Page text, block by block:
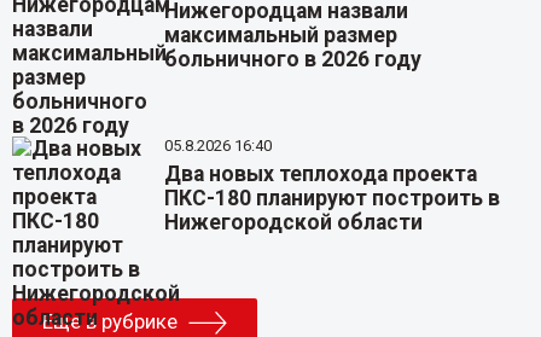
Нижегородцам назвали
максимальный размер
больничного в 2026 году
05.8.2026 16:40
Два новых теплохода проекта
ПКС-180 планируют построить в
Нижегородской области
Еще в рубрике